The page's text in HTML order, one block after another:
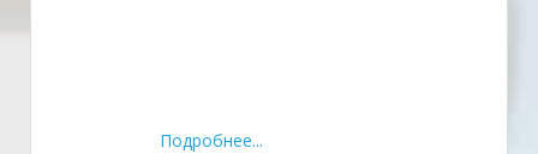
Подробнее...